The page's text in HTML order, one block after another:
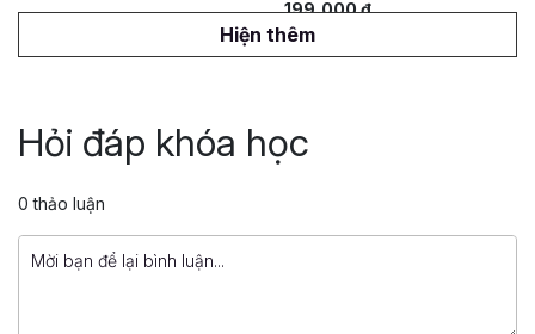
199,000 đ
399,000 đ
Tổng số 2 giờ
Hiện thêm
Hỏi đáp khóa học
0 thảo luận